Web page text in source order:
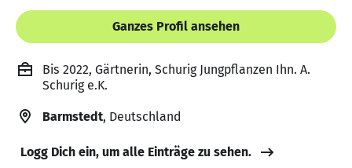
Ganzes Profil ansehen
Bis 2022, Gärtnerin, Schurig Jungpflanzen Ihn. A.
Schurig e.K.
Barmstedt, Deutschland
Logg Dich ein, um alle Einträge zu sehen.